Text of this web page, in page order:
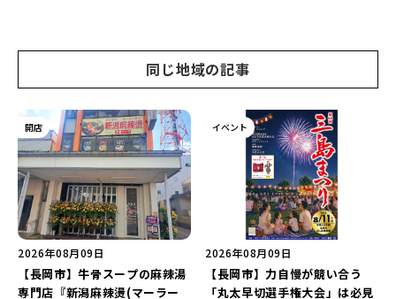
同じ地域の記事
開店
2026年08月09日
【長岡市】牛骨スープの麻辣湯
専門店『新潟麻辣燙(マーラー
イベント
2026年08月09日
【長岡市】力自慢が競い合う
「丸太早切選手権大会」は必見